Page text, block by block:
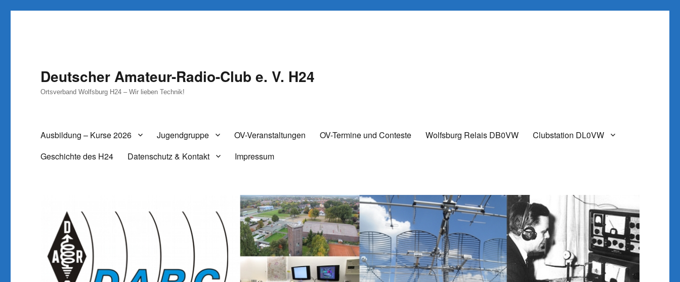
Deutscher Amateur-Radio-Club e. V. H24
Ortsverband Wolfsburg H24 – Wir lieben Technik!
Ausbildung – Kurse 2026 Jugendgruppe OV-Veranstaltungen OV-Termine und Conteste Wolfsburg Relais DB0VW
Clubstation DL0VW
Geschichte des H24
Datenschutz & Kontakt Impressum